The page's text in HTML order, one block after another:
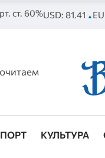
ст. 60%USD: 81.41 ▲
КУЛЬТУРА